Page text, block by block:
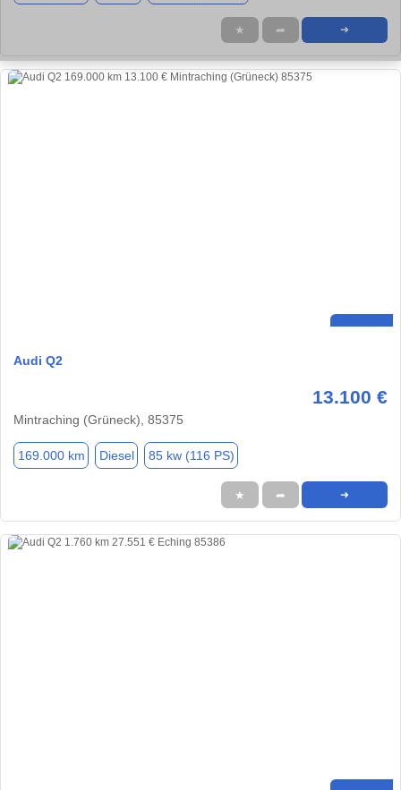
★ ➦ ➜
Audi Q2
13.100 €
Mintraching (Grüneck), 85375
169.000 km Diesel 85 kw (116 PS)
★ ➦ ➜